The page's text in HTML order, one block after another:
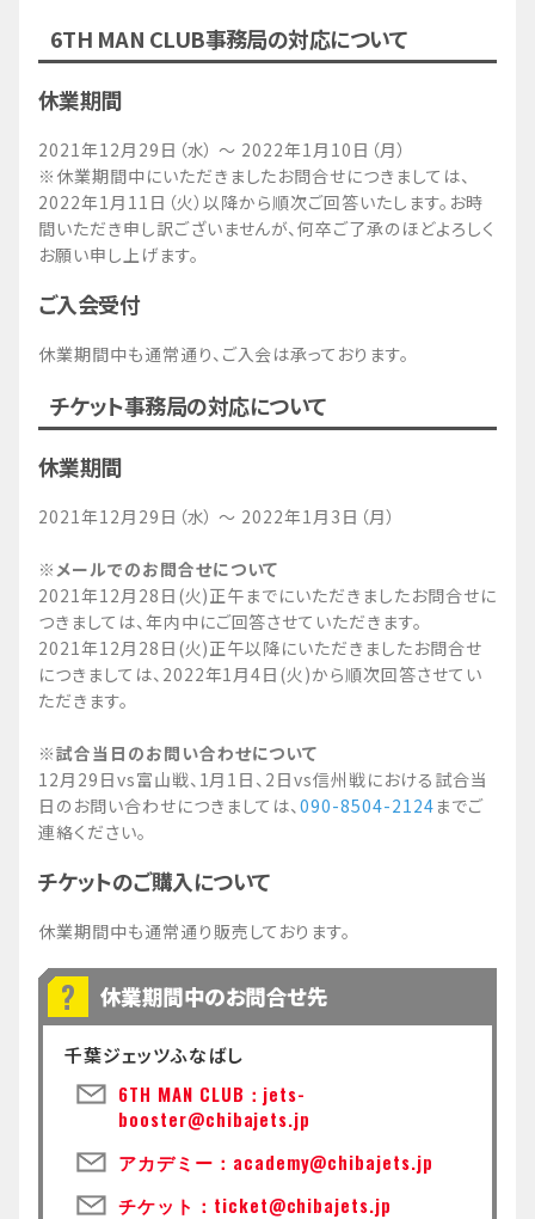
6TH MAN CLUB事務局の対応について
休業期間
2021年12月29日（水） ～ 2022年1月10日（月）
※休業期間中にいただきましたお問合せにつきましては、
2022年1月11日（火）以降から順次ご回答いたします。お時
間いただき申し訳ございませんが、何卒ご了承のほどよろしく
お願い申し上げます。
ご入会受付
休業期間中も通常通り、ご入会は承っております。
チケット事務局の対応について
休業期間
2021年12月29日（水） ～ 2022年1月3日（月）
※メールでのお問合せについて
2021年12月28日(火)正午までにいただきましたお問合せに
つきましては、年内中にご回答させていただきます。
2021年12月28日(火)正午以降にいただきましたお問合せ
につきましては、2022年1月4日(火)から順次回答させてい
ただきます。
※試合当日のお問い合わせについて
12月29日vs富山戦、1月1日、2日vs信州戦における試合当
日のお問い合わせにつきましては、090-8504-2124までご
連絡ください。
チケットのご購入について
休業期間中も通常通り販売しております。
休業期間中のお問合せ先
千葉ジェッツふなばし
6TH MAN CLUB：jets-
booster@chibajets.jp
アカデミー：academy@chibajets.jp
チケット：ticket@chibajets.jp